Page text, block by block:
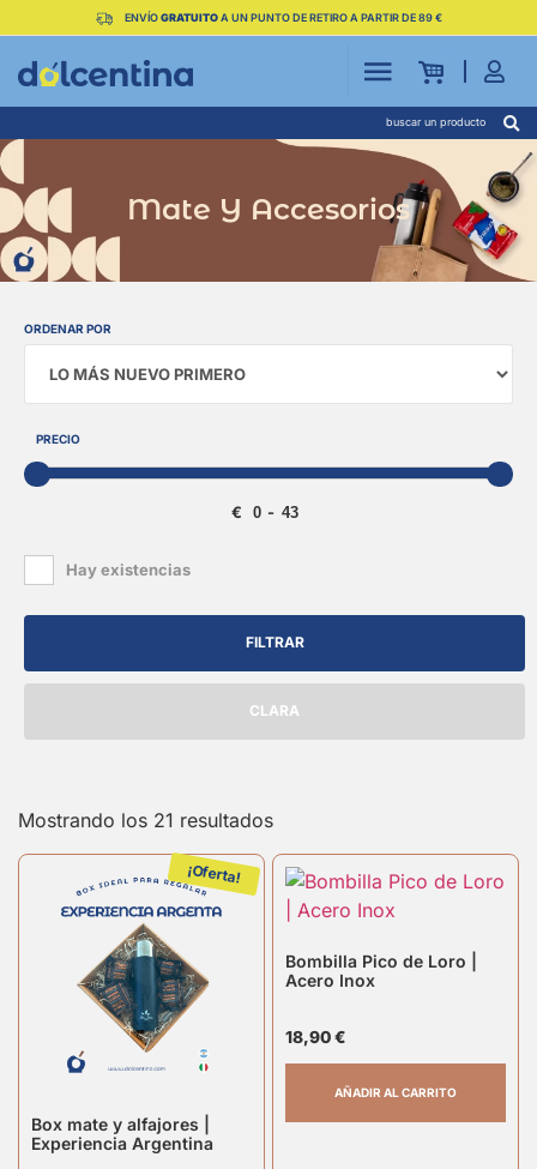
ENVÍOGRATUITOA UN PUNTO DE RETIRO A PARTIR DE 89 €
buscar un producto
Mate Y Accesorios
ORDENAR POR
Sort Products
PRECIO
€ Minimum Price
-
Maximum Price
Hay existencias
FILTRAR
CLARA
Mostrando los 21 resultados
¡Oferta!
Box mate y alfajores |
Experiencia Argentina
Bombilla Pico de Loro |
Acero Inox
18,90€
AÑADIR AL CARRITO